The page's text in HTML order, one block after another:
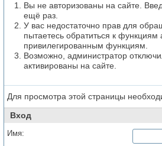
Вы не авторизованы на сайте.
ещё раз.
У вас недостаточно прав для
пытаетесь обратиться к
привилегированным функциям.
Возможно, администратор
активированы на сайте.
Для просмотра этой страницы
Вход
Имя: